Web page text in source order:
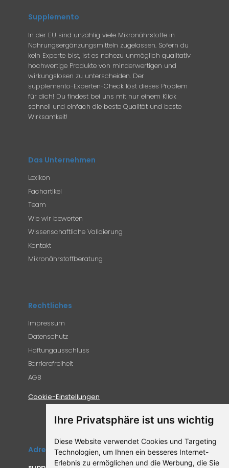
Ihre Privatsphäre ist uns wichtig
Diese Website verwendet Cookies und Targeting
Technologien, um Ihnen ein besseres Internet-
Erlebnis zu ermöglichen und die Werbung, die Sie
Supplemento
In der EU sind unzählig viele Mikronährstoffe in
Nahrungsergänzungsmitteln zugelassen. Sofern du
kein Experte bist, ist es nahezu unmöglich qualitativ
hochwertige Produkte von minderwertigen und
wirkungslosen zu unterscheiden. Der
supplemento-Experten-Check löst dieses Problem
für dich! Du findest bei uns mit nur einem Klick
schnell und einfach die beste Qualität und beste
Wirksamkeit!
Das Unternehmen
Lexikon
Fachartikel
Team
Wie wir bewerten
Wissenschaftliche Validierung
Kontakt
Mikronährstoffberatung
Rechtliches
Impressum
Datenschutz
Haftungausschluss
Barrierefreiheit
AGB
Cookie-Einstellungen
Adresse